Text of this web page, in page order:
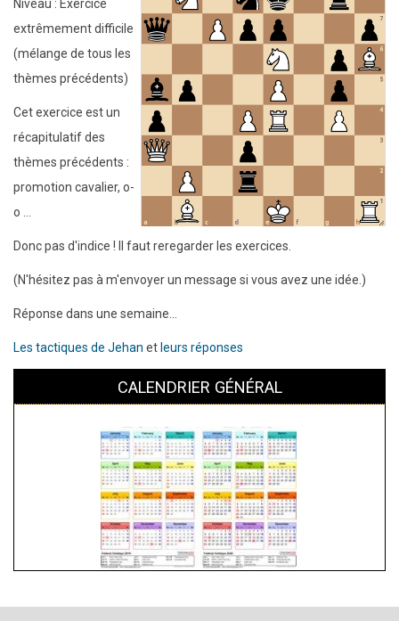
Niveau : Exercice
extrêmement difficile
(mélange de tous les
thèmes précédents)
Cet exercice est un
récapitulatif des
thèmes précédents :
promotion cavalier, o-
o ...
Donc pas d'indice ! Il faut reregarder les exercices.
(N'hésitez pas à m'envoyer un message si vous avez une idée.)
Réponse dans une semaine...
Les tactiques de Jehan et leurs réponses
CALENDRIER GÉNÉRAL